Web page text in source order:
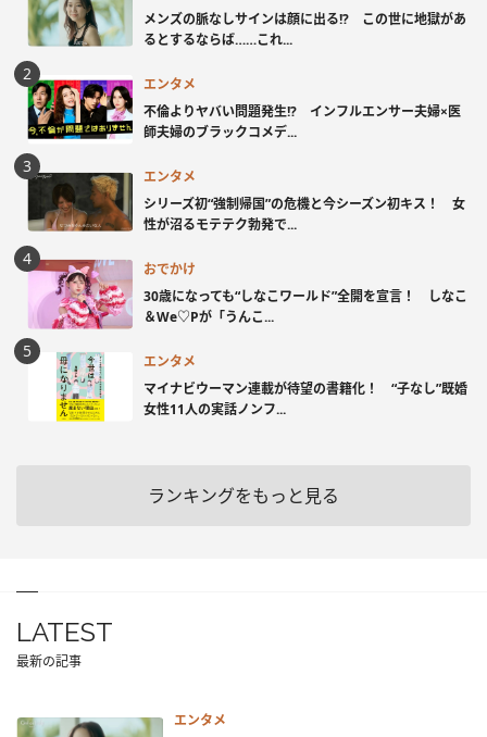
メンズの脈なしサインは顔に出る!? この世に地獄があ
るとするならば……これ...
エンタメ
不倫よりヤバい問題発生!? インフルエンサー夫婦×医
師夫婦のブラックコメデ...
エンタメ
シリーズ初“強制帰国”の危機と今シーズン初キス！ 女
性が沼るモテテク勃発で...
おでかけ
30歳になっても“しなこワールド”全開を宣言！ しなこ
＆We♡Pが「うんこ...
エンタメ
マイナビウーマン連載が待望の書籍化！ “子なし”既婚
女性11人の実話ノンフ...
ランキングをもっと見る
LATEST
最新の記事
エンタメ